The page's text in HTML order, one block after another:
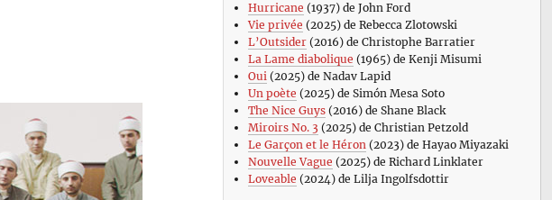
Hurricane (1937) de John Ford
Vie privée (2025) de Rebecca Zlotowski
L’Outsider(2016) de Christophe Barratier
La Lame diabolique (1965) de Kenji Misumi
Oui(2025) de Nadav Lapid
Un poète (2025) de Simón Mesa Soto
The Nice Guys(2016) de Shane Black
Miroirs No. 3 (2025) de Christian Petzold
Le Garçon et le Héron(2023) de Hayao Miyazaki
Nouvelle Vague (2025) de Richard Linklater
Loveable (2024) de Lilja Ingolfsdottir